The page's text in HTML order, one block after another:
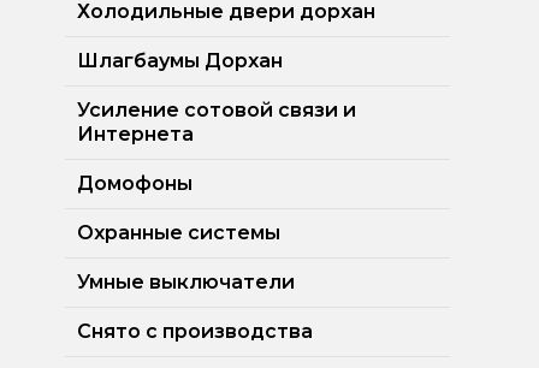
Холодильные двери дорхан
Шлагбаумы Дорхан
Усиление сотовой связи и
Интернета
Домофоны
Охранные системы
Умные выключатели
Снято с производства